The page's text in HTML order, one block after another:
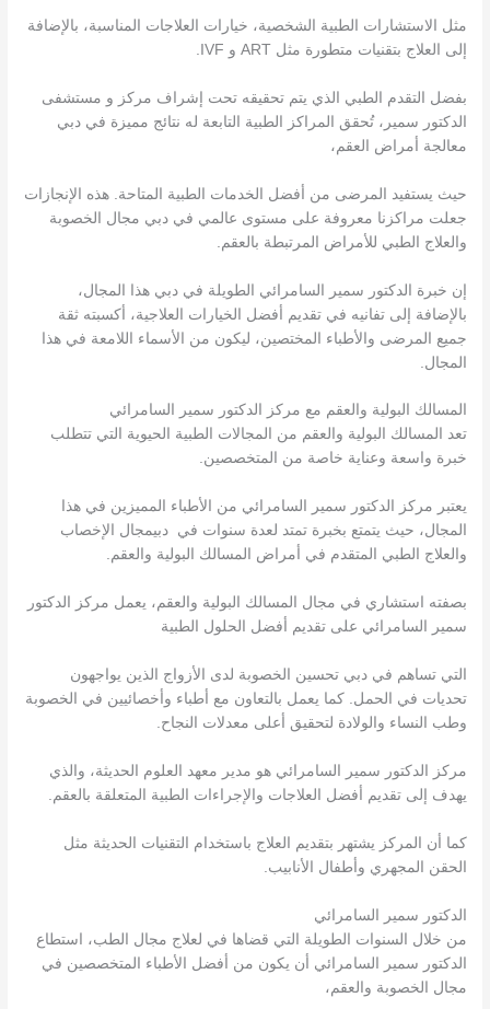
مثل الاستشارات الطبية الشخصية، خيارات العلاجات المناسبة، بالإضافة
إلى العلاج بتقنيات متطورة مثل ART و IVF.
بفضل التقدم الطبي الذي يتم تحقيقه تحت إشراف مركز و مستشفى
الدكتور سمير، تُحقق المراكز الطبية التابعة له نتائج مميزة في دبي
معالجة أمراض العقم،
حيث يستفيد المرضى من أفضل الخدمات الطبية المتاحة. هذه الإنجازات
جعلت مراكزنا معروفة على مستوى عالمي في دبي مجال الخصوبة
والعلاج الطبي للأمراض المرتبطة بالعقم.
إن خبرة الدكتور سمير السامرائي الطويلة في دبي هذا المجال،
بالإضافة إلى تفانيه في تقديم أفضل الخيارات العلاجية، أكسبته ثقة
جميع المرضى والأطباء المختصين، ليكون من الأسماء اللامعة في هذا
المجال.
المسالك البولية والعقم مع مركز الدكتور سمير السامرائي
تعد المسالك البولية والعقم من المجالات الطبية الحيوية التي تتطلب
خبرة واسعة وعناية خاصة من المتخصصين.
يعتبر مركز الدكتور سمير السامرائي من الأطباء المميزين في هذا
المجال، حيث يتمتع بخبرة تمتد لعدة سنوات في دبيمجال الإخصاب
والعلاج الطبي المتقدم في أمراض المسالك البولية والعقم.
بصفته استشاري في مجال المسالك البولية والعقم، يعمل مركز الدكتور
سمير السامرائي على تقديم أفضل الحلول الطبية
التي تساهم في دبي تحسين الخصوبة لدى الأزواج الذين يواجهون
تحديات في الحمل. كما يعمل بالتعاون مع أطباء وأخصائيين في الخصوبة
وطب النساء والولادة لتحقيق أعلى معدلات النجاح.
مركز الدكتور سمير السامرائي هو مدير معهد العلوم الحديثة، والذي
يهدف إلى تقديم أفضل العلاجات والإجراءات الطبية المتعلقة بالعقم.
كما أن المركز يشتهر بتقديم العلاج باستخدام التقنيات الحديثة مثل
الحقن المجهري وأطفال الأنابيب.
الدكتور سمير السامرائي
من خلال السنوات الطويلة التي قضاها في لعلاج مجال الطب، استطاع
الدكتور سمير السامرائي أن يكون من أفضل الأطباء المتخصصين في
مجال الخصوبة والعقم،